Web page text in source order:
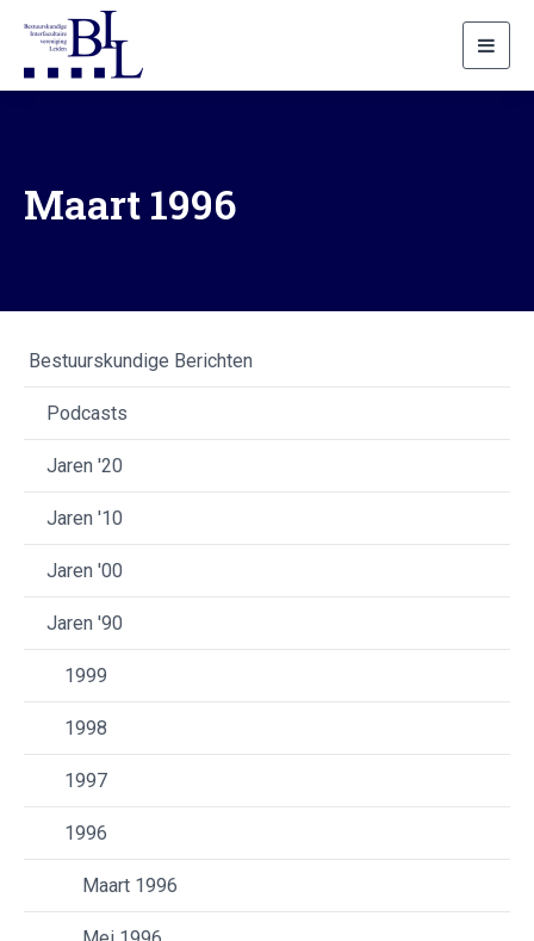
Maart 1996
Bestuurskundige Berichten
Podcasts
Jaren '20
Jaren '10
Jaren '00
Jaren '90
1999
1998
1997
1996
Maart 1996